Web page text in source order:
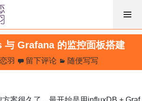
与 Grafana 的监控面板搭建
恋羽 留下评论 随便写写